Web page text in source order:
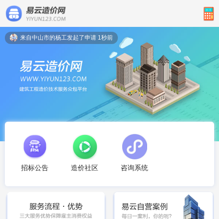
来自中山市的杨工发起了申请 1秒前
招标公告 造价社区 咨询系统